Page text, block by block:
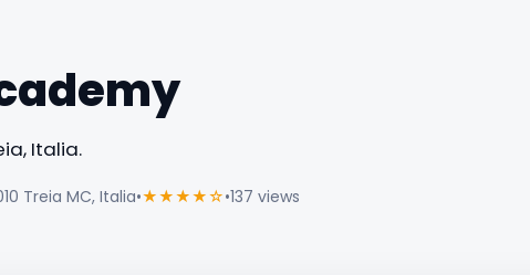
Italia.
Treia MC, Italia•★★★★☆•137 views